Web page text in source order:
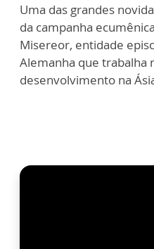
Uma das grandes
da campanha
Misereor, entidade
Alemanha que trabalha
desenvolvimento na